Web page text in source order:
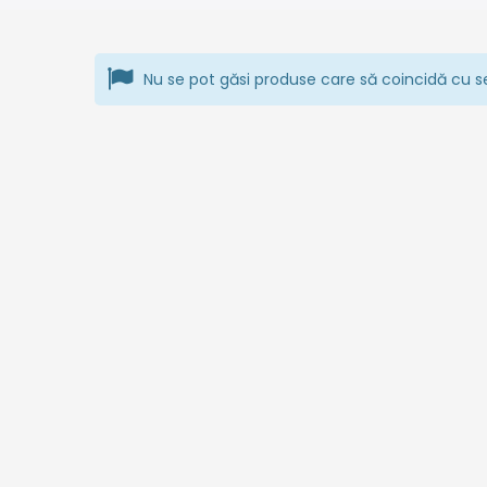
Nu se pot găsi produse care să coincidă cu